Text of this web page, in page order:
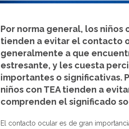
Por norma general, los niños
tienden a evitar el contacto
generalmente a que
estresante, y les cuesta
importantes o significativas.
niños con TEA tienden a
comprenden el significado
El contacto ocular es de gran